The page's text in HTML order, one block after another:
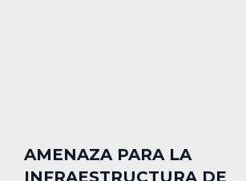
AMENAZA PARA LA
INFRAESTRUCTURA DE